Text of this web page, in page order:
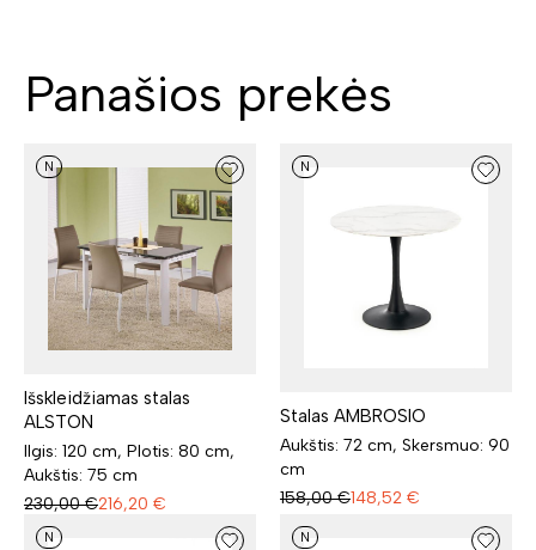
Panašios prekės
N
Išskleidžiamas stalas
ALSTON
Ilgis: 120 cm, Plotis: 80 cm,
Aukštis: 75 cm
230,00 €216,20 €
N
Stalas AMBROSIO
Aukštis: 72 cm, Skersmuo: 90
cm
158,00 €148,52 €
N N